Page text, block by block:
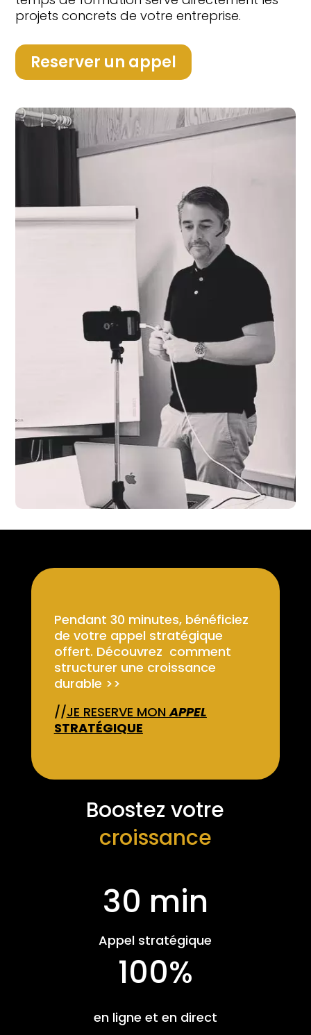
projets concrets de votre entreprise.
Reserver un appel
Pendant 30 minutes, bénéficiez
de votre appel stratégique
offert. Découvrez comment
structurer une croissance
durable >>
//JE RESERVE MONAPPEL
STRATÉGIQUE
Boostez votre
croissance
30 min
Appel stratégique
100%
en ligne et en direct